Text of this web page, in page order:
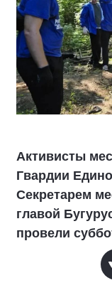
Активисты
Гвардии
Секретарем
главой
провели